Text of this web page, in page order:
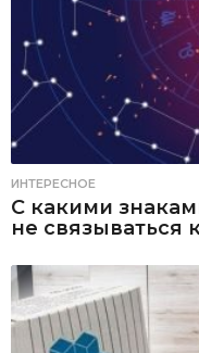
ИНТЕРЕСНОЕ
С какими
не